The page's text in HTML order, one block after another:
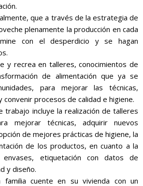
que a través de la estrategia de
plenamente la producción en cada
con el desperdicio y se hagan
y recrea en talleres, conocimientos de
de alimentación que ya se
para mejorar las técnicas,
convenir procesos de calidad e higiene.
trabajo incluye la realización de talleres
mejorar técnicas, adquirir nuevos
de mejores prácticas de higiene, la
de los productos, en cuanto a la
envases, etiquetación con datos de
y diseño.
familia cuente en su vivienda con un